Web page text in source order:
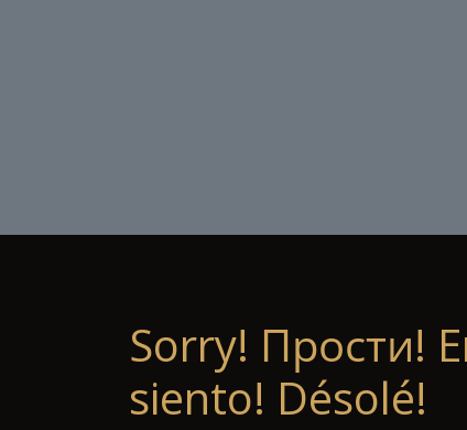
Sorry! Прости!
siento! Désolé!